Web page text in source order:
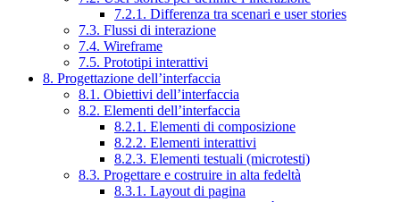
7.2.1. Differenza tra scenari e user stories
7.3. Flussi di interazione
7.4. Wireframe
7.5. Prototipi interattivi
8. Progettazione dell’interfaccia
8.1. Obiettivi dell’interfaccia
8.2. Elementi dell’interfaccia
8.2.1. Elementi di composizione
8.2.2. Elementi interattivi
8.2.3. Elementi testuali (microtesti)
8.3. Progettare e costruire in alta fedeltà
8.3.1. Layout di pagina